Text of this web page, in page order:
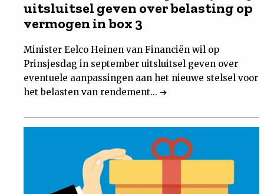
uitsluitsel geven over belasting op
vermogen in box 3
Minister Eelco Heinen van Financiën wil op
Prinsjesdag in september uitsluitsel geven over
eventuele aanpassingen aan het nieuwe stelsel voor
het belasten van rendement...